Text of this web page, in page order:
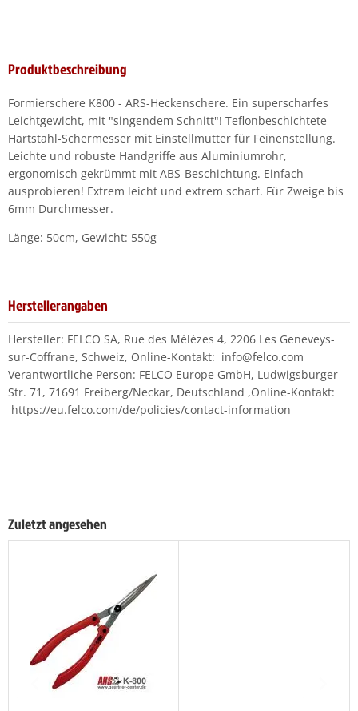
Produktbeschreibung
Formierschere K800 - ARS-Heckenschere. Ein superscharfes
Leichtgewicht, mit "singendem Schnitt"! Teflonbeschichtete
Hartstahl-Schermesser mit Einstellmutter für Feinenstellung.
Leichte und robuste Handgriffe aus Aluminiumrohr,
ergonomisch gekrümmt mit ABS-Beschichtung. Einfach
ausprobieren! Extrem leicht und extrem scharf. Für Zweige bis
6mm Durchmesser.
Länge: 50cm, Gewicht: 550g
Herstellerangaben
Hersteller: FELCO SA, Rue des Mélèzes 4, 2206 Les Geneveys-
sur-Coffrane, Schweiz, Online-Kontakt: info@felco.com
Verantwortliche Person: FELCO Europe GmbH, Ludwigsburger
Str. 71, 71691 Freiberg/Neckar, Deutschland ,Online-Kontakt:
https://eu.felco.com/de/policies/contact-information
Zuletzt angesehen